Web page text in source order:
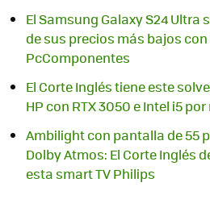
El Samsung Galaxy S24 Ultra
de sus precios más bajos
PcComponentes
El Corte Inglés tiene este
HP con RTX 3050 e Intel i5
Ambilight con pantalla de 55
Dolby Atmos: El Corte Inglés
esta smart TV Philips